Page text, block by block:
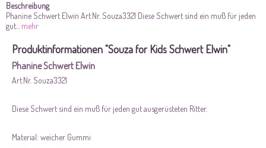
Beschreibung
Phanine Schwert Elwin Art.Nr. Souza3321 Diese Schwert sind ein muß für jeden
gut... mehr
Produktinformationen "Souza for Kids Schwert Elwin"
Phanine Schwert Elwin
Art.Nr. Souza3321
Diese Schwert sind ein muß für jeden gut ausgerüsteten Ritter.
Material: weicher Gummi